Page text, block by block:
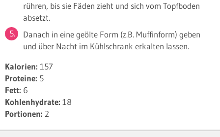
rühren, bis sie Fäden zieht und sich vom Topfboden
absetzt.
Danach in eine geölte Form (z.B. Muffinform) geben
und über Nacht im Kühlschrank erkalten lassen.
Kalorien: 157
Proteine: 5
Fett: 6
Kohlenhydrate: 18
Portionen: 2